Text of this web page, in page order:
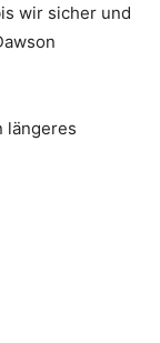
wir sicher und
längeres